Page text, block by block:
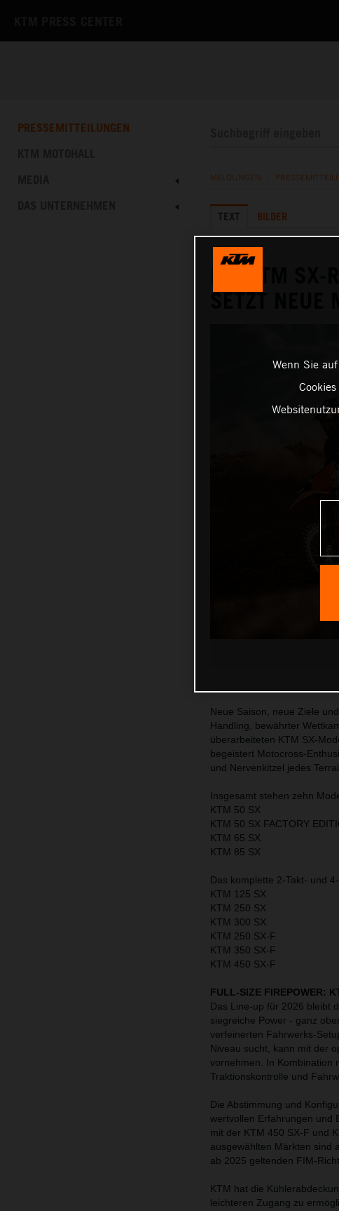
PRESSEMITTEILUNGEN
MELDUNGEN
TEXT BILDER
30.07.2025
SETZT NEUE
Neue Saison, neue Ziele
Handling, bewährter
überarbeiteten KTM SX-
begeistert Motocross-
und Nervenkitzel jedes
Insgesamt stehen zehn
KTM 50 SX
KTM 50 SX FACTORY
KTM 65 SX
KTM 85 SX
Das komplette 2-Takt- und
KTM 125 SX
KTM 250 SX
KTM 300 SX
KTM 250 SX-F
KTM 350 SX-F
KTM 450 SX-F
FULL-SIZE FIREPOWER:
Das Line-up für 2026 bleibt
siegreiche Power - ganz
verfeinerten Fahrwerks-
Niveau sucht, kann mit der
vornehmen. In Kombination
Traktionskontrolle und
Die Abstimmung und
wertvollen Erfahrungen und
mit der KTM 450 SX-F und
ausgewählten Märkten sind
ab 2025 geltenden FIM-
KTM hat die
leichteren Zugang zu
Wenn Sie